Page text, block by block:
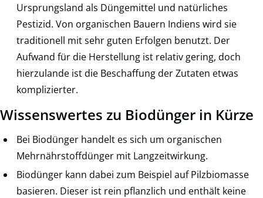
Ursprungsland als Düngemittel und natürliches
Pestizid. Von organischen Bauern Indiens wird sie
traditionell mit sehr guten Erfolgen benutzt. Der
Aufwand für die Herstellung ist relativ gering, doch
hierzulande ist die Beschaffung der Zutaten etwas
komplizierter.
Wissenswertes zu Biodünger in Kürze
Bei Biodünger handelt es sich um organischen
Mehrnährstoffdünger mit Langzeitwirkung.
Biodünger kann dabei zum Beispiel auf Pilzbiomasse
basieren. Dieser ist rein pflanzlich und enthält keine